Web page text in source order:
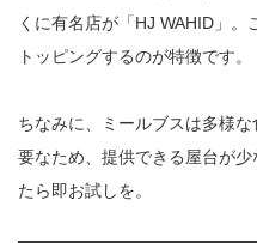
くに有名店が「HJ WAHID」
トッピングするのが特徴です。
ちなみに、ミールブスは多様
要なため、提供できる屋台が
たら即お試しを。